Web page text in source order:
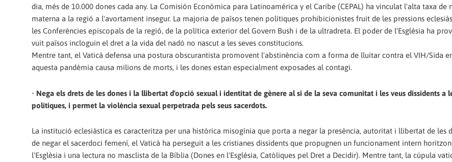
dia, més de 10.000 dones cada any. La Comisión Económica para Latinoamérica y el Caribe (CEPAL) ha vinculat l'alta taxa de
materna a la regió a l'avortament insegur. La majoria de països tenen polítiques prohibicionistes fruit de les pressions
les Conferències episcopals de la regió, de la política exterior del Govern Bush i de la ultradreta. El poder de l'Esglèsia ha
vuit països incloguin el dret a la vida del nadó no nascut a les seves constitucions.
Mentre tant, el Vaticà defensa una postura obscurantista promovent l'abstinència com a forma de lluitar contra el VIH/Sida
aquesta pandèmia causa milions de morts, i les dones estan especialment exposades al contagi.
• Nega els drets de les dones i la llibertat d'opció sexual i identitat de gènere al si de la seva comunitat i les veus dissidents a
polítiques, i permet la violència sexual perpetrada pels seus sacerdots.
La institució eclesiàstica es caracteritza per una històrica misogínia que porta a negar la presència, autoritat i llibertat de les
de negar el sacerdoci femení, el Vaticà ha perseguit a les cristianes dissidents que propugnen un funcionament intern
l'Esglèsia i una lectura no masclista de la Bíblia (Dones en l'Església, Catòliques pel Dret a Decidir). Mentre tant, la cúpula